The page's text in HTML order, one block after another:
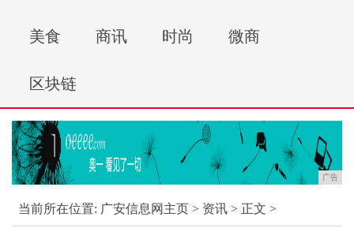
美食 商讯 时尚 微商
区块链
广告
当前所在位置: 广安信息网主页 > 资讯 > 正文 >